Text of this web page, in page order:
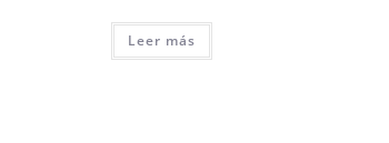
Leer más